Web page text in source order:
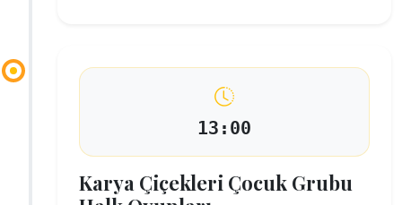
13:00
Karya Çiçekleri Çocuk Grubu